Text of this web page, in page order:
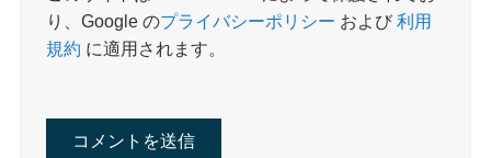
り、Google のプライバシーポリシー および利用
規約 に適用されます。